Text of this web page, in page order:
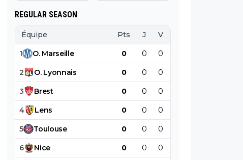
REGULAR SEASON
Équipe Pts J V
1 O. Marseille 0 0 0
2 O. Lyonnais 0 0 0
3 Brest 0 0 0
4 Lens 0 0 0
5 Toulouse 0 0 0
6 Nice 0 0 0